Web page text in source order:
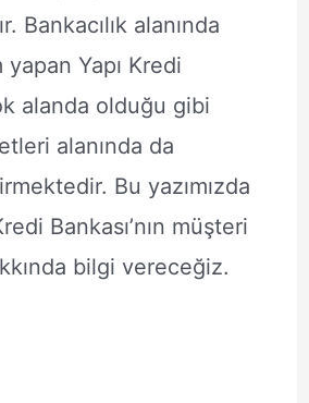
Bankacılık alanında
yapan Yapı Kredi
alanda olduğu gibi
alanında da
Bu yazımızda
Bankası’nın müşteri
bilgi vereceğiz.